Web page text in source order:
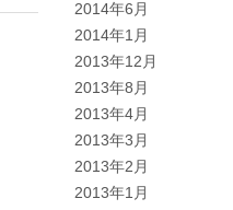
2014年6月
2014年1月
2013年12月
2013年8月
2013年4月
2013年3月
2013年2月
2013年1月